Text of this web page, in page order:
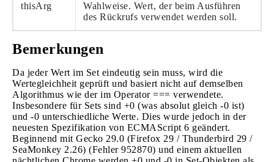
thisArg
Wahlweise. Wert, der beim Ausführen
des Rückrufs verwendet werden soll.
Bemerkungen
Da jeder Wert im Set eindeutig sein muss, wird die
Wertegleichheit geprüft und basiert nicht auf demselben
Algorithmus wie der im Operator === verwendete.
Insbesondere für Sets sind +0 (was absolut gleich -0 ist)
und -0 unterschiedliche Werte. Dies wurde jedoch in der
neuesten Spezifikation von ECMAScript 6 geändert.
Beginnend mit Gecko 29.0 (Firefox 29 / Thunderbird 29 /
SeaMonkey 2.26) (Fehler 952870) und einem aktuellen